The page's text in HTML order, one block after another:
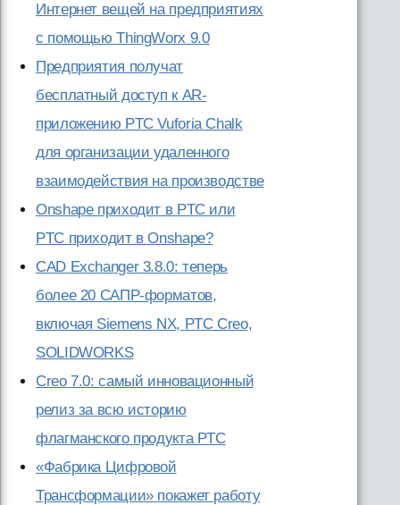
Интернет вещей на предприятиях
с помощью ThingWorx 9.0
Предприятия получат
бесплатный доступ к AR-
приложению PTC Vuforia Chalk
для организации удаленного
взаимодействия на производстве
Onshape приходит в PTC или
PTC приходит в Onshape?
CAD Exchanger 3.8.0: теперь
более 20 САПР-форматов,
включая Siemens NX, PTC Creo,
SOLIDWORKS
Creo 7.0: самый инновационный
релиз за всю историю
флагманского продукта PTC
«Фабрика Цифровой
Трансформации» покажет работу